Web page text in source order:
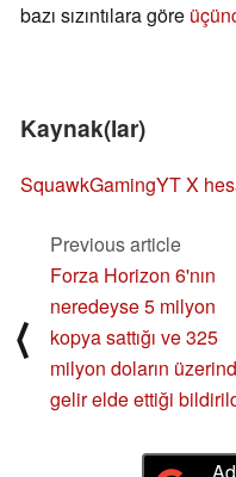
bazı sızıntılara göre
Kaynak(lar)
SquawkGamingYT X
⟨
Previous article
Forza Horizon 6'nın
neredeyse 5 milyon
kopya sattığı ve 325
milyon doların
gelir elde ettiği